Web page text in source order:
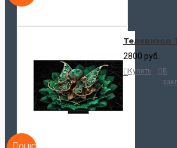
Телевизор
2800 руб.
Купить
В